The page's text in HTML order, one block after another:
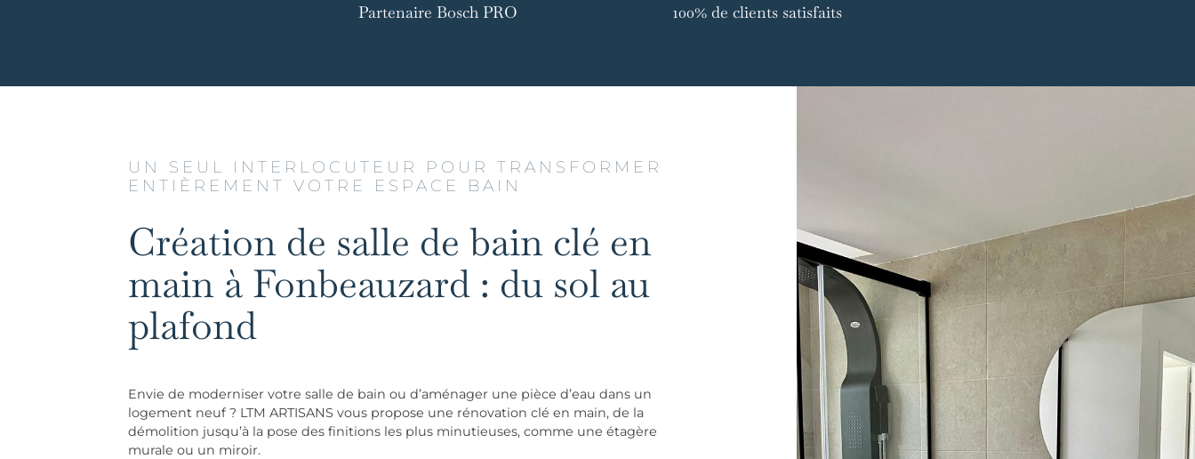
Partenaire Bosch PRO 100% de clients satisfaits
UN SEUL INTERLOCUTEUR POUR TRANSFORMER
ENTIÈREMENT VOTRE ESPACE BAIN
Création de salle de bain clé en
main à Fonbeauzard : du sol au
plafond
Envie de moderniser votre salle de bain ou d’aménager une pièce d’eau dans un
logement neuf ? LTM ARTISANS vous propose une rénovation clé en main, de la
démolition jusqu’à la pose des finitions les plus minutieuses, comme une étagère
murale ou un miroir.